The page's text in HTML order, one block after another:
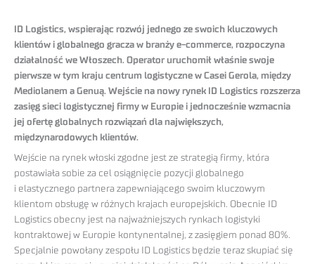
ID Logistics, wspierając rozwój jednego ze swoich kluczowych
klientów i globalnego gracza w branży e-commerce, rozpoczyna
działalność we Włoszech. Operator uruchomił właśnie swoje
pierwsze w tym kraju centrum logistyczne w Casei Gerola, między
Mediolanem a Genuą. Wejście na nowy rynek ID Logistics rozszerza
zasięg sieci logistycznej firmy w Europie i jednocześnie wzmacnia
jej ofertę globalnych rozwiązań dla największych,
międzynarodowych klientów.
Wejście na rynek włoski zgodne jest ze strategią firmy, która
postawiała sobie za cel osiągnięcie pozycji globalnego
i elastycznego partnera zapewniającego swoim kluczowym
klientom obsługę w różnych krajach europejskich. Obecnie ID
Logistics obecny jest na najważniejszych rynkach logistyki
kontraktowej w Europie kontynentalnej, z zasięgiem ponad 80%.
Specjalnie powołany zespołu ID Logistics będzie teraz skupiać się